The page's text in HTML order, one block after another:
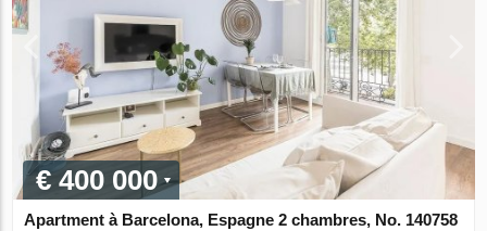
€ 400 000
Apartment à Barcelona, Espagne 2 chambres, No. 140758